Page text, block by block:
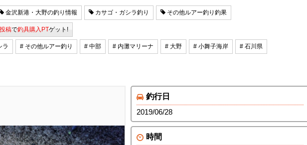
金沢新港・大野の釣り情報 カサゴ・ガシラ釣り その他ルアー釣り釣果
稿で釣具購入PTゲット!
ラ # その他ルアー釣り # 中部 # 内灘マリーナ # 大野 # 小舞子海岸 # 石川県
釣行日
2019/06/28
時間